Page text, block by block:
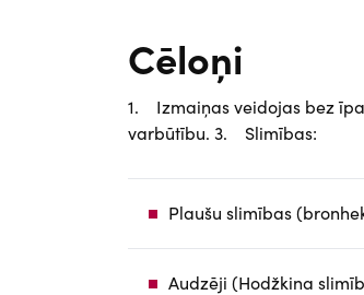
Cēloņi
1. Izmaiņas veidojas bez
varbūtību. 3. Slimības:
Plaušu slimības
Audzēji (Hodžkina